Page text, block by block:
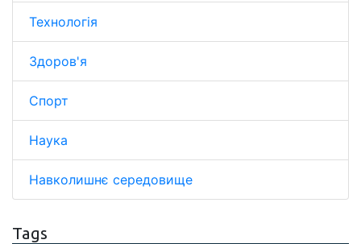
Технологія
Здоров'я
Спорт
Наука
Навколишнє середовище
Tags